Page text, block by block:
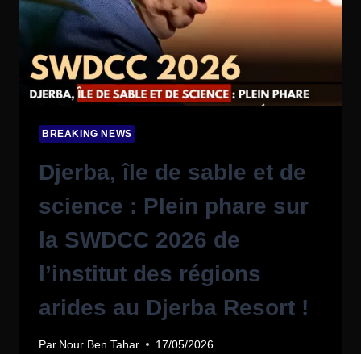
BREAKING NEWS
Djerba, île de sable et de
science : Plein phare sur
la SWDCC 2026 de
l’institut des régions
arides au Djerba Resort !
Par Nour Ben Tahar 17/05/2026